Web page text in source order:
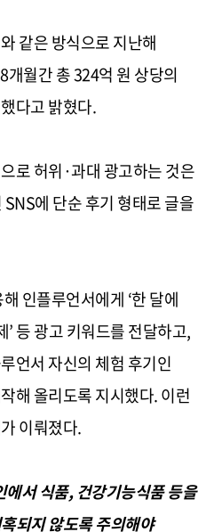
같은 방식으로 지난해
개월간 총324억 원 상당의
다고 밝혔다.
로 허위·과대 광고하는 것은
SNS에 단순 후기 형태로 글을
인플루언서에게 ‘한 달에
’등 광고 키워드를 전달하고,
언서 자신의 체험 후기인
해 올리도록 지시했다.이런
이뤄졌다.
에서 식품,건강기능식품 등을
되지 않도록 주의해야